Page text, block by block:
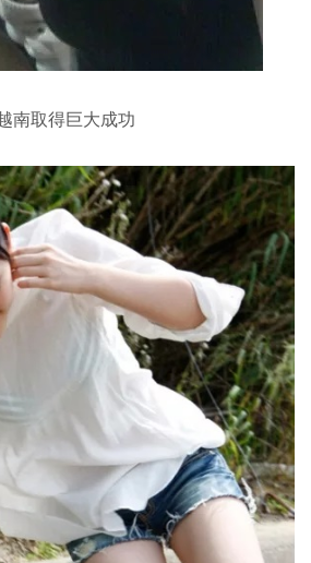
取得巨大成功